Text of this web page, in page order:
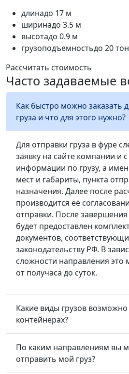
длинадо 17 м
ширинадо 3.5 м
высотадо 0.9 м
грузоподъемностьдо 20
Рассчитать стоимость
Часто задаваемые
Как быстро можно заказать
груза и что для этого нужно?
Для отправки груза в фуре
заявку на сайте компании и
информации по грузу, а
мест и габариты, пункта
назначения. Далее после
производится её
отправки. После
будет предоставлен
документов,
законодательству РФ. В
сложности направления это
от получаса до суток.
Какие виды грузов
контейнерах?
По каким направлениям вы
отправить мой груз?